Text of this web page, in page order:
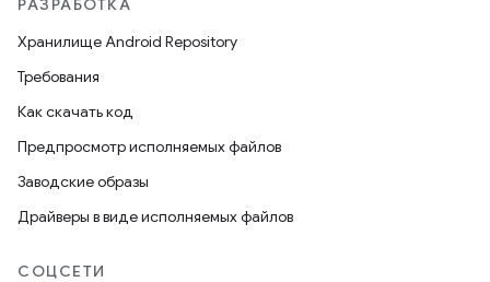
РАЗРАБОТКА
Хранилище Android Repository
Требования
Как скачать код
Предпросмотр исполняемых файлов
Заводские образы
Драйверы в виде исполняемых файлов
СОЦСЕТИ